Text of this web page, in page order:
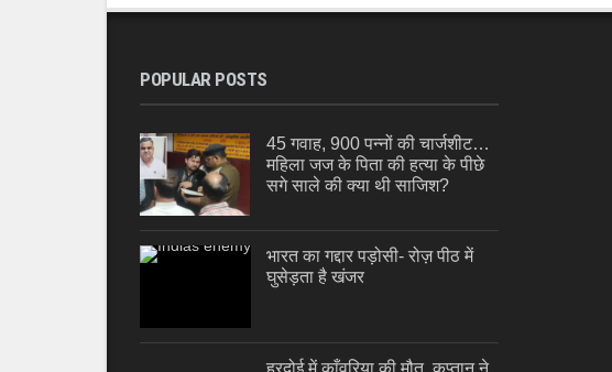
POPULAR POSTS
45 गवाह, 900 पन्नों की चार्जशीट…
महिला जज के पिता की हत्या के पीछे
सगे साले की क्या थी साजिश?
भारत का गद्दार पड़ोसी- रोज़ पीठ में
घुसेड़ता है खंजर
हरदोई में काँवरिया की मौत, कप्तान ने